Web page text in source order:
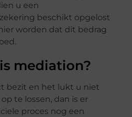
u een
beschikt opgelost
worden dat dit bedrag
mediation?
bezit en het lukt u niet
te lossen, dan is er
proces nog een